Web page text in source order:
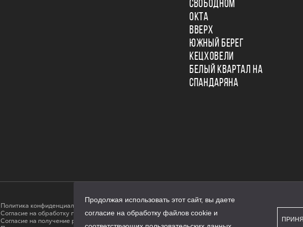
СВОБОДНОМ
ОКТА
ВВЕРХ
ЮЖНЫЙ БЕРЕГ
КЕЦХОВЕЛИ
БЕЛЫЙ КВАРТАЛ НА
СПАНДАРЯНА
Политика конфиденциальности
Согласие на обработку персональных данных
Cогласие на получение рассылки
Продолжая использовать этот сайт, вы даете
согласие на обработку файлов cookie и